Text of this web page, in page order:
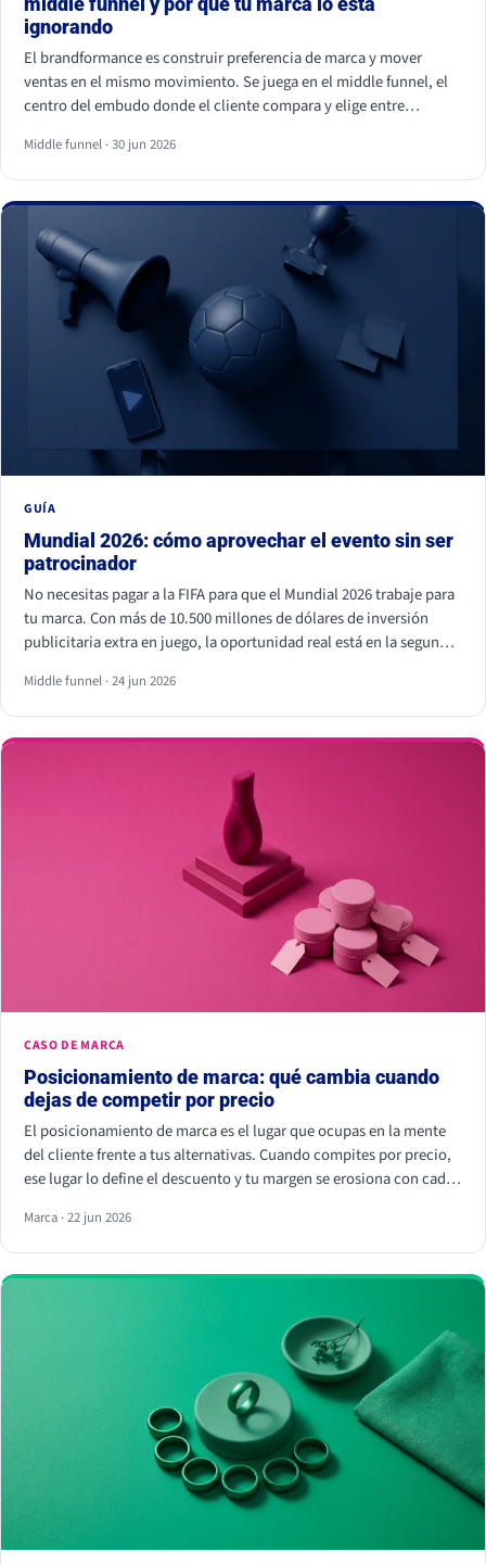
ignorando
El brandformance es construir preferencia de marca y mover
ventas en el mismo movimiento. Se juega en el middle funnel, el
centro del embudo donde el cliente compara y elige entre
invierte en los extremos (notoriedad y precio) y deja ese centro
vacío, que es justo donde se gana o se pierde la venta frente a la
marca blanca.
Middle funnel · 30 jun 2026
GUÍA
Mundial 2026: cómo aprovechar el evento sin ser
patrocinador
No necesitas pagar a la FIFA para que el Mundial 2026 trabaje para
tu marca. Con más de 10.500 millones de dólares de inversión
publicitaria extra en juego, la oportunidad real está en la segunda
estadio. Eso sí, hay líneas que no se cruzan: usar los símbolos
oficiales de la FIFA puede salir muy caro.
Middle funnel · 24 jun 2026
CASO DE MARCA
Posicionamiento de marca: qué cambia cuando
dejas de competir por precio
El posicionamiento de marca es el lugar que ocupas en la mente
del cliente frente a tus alternativas. Cuando compites por precio,
ese lugar lo define el descuento y tu margen se erosiona con cada
por elegirte: Kantar calcula que las marcas percibidas como
significativamente diferentes consiguen que se pague hasta un
38% más.
Marca · 22 jun 2026